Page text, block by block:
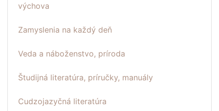
výchova
Zamyslenia na každý deň
Veda a náboženstvo, príroda
Študijná literatúra, príručky, manuály
Cudzojazyčná literatúra